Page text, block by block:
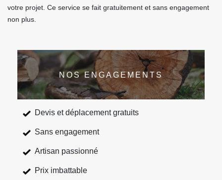
votre projet. Ce service se fait gratuitement et sans engagement
non plus.
NOS ENGAGEMENTS
Devis et déplacement gratuits
Sans engagement
Artisan passionné
Prix imbattable